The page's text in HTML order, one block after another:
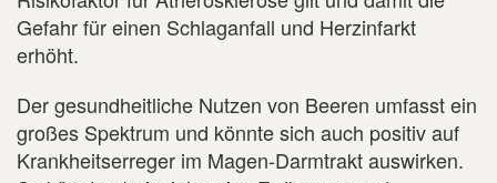
Gefahr für einen Schlaganfall und Herzinfarkt
erhöht.
Der gesundheitliche Nutzen von Beeren umfasst ein
großes Spektrum und könnte sich auch positiv auf
Krankheitserreger im Magen-Darmtrakt auswirken.